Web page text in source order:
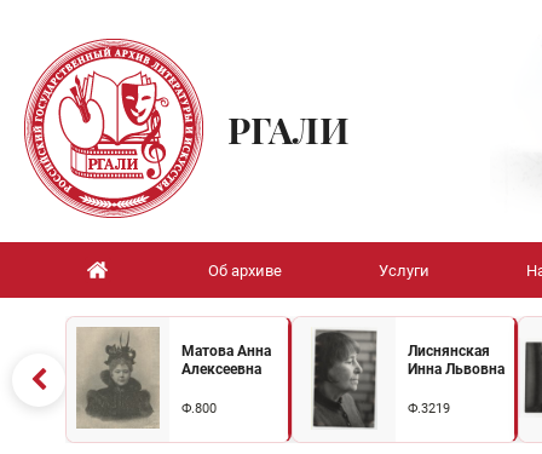
РГАЛИ
Об архиве Услуги
Матова Анна
Алексеевна
Ф.800
Лиснянская
Инна Львовна
Ф.3219